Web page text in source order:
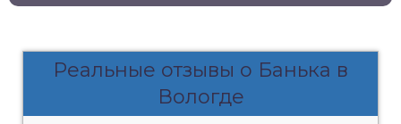
Реальные отзывы о Банька в
Вологде